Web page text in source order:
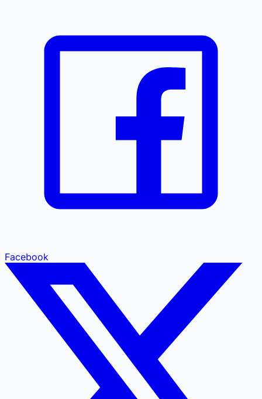
Facebook